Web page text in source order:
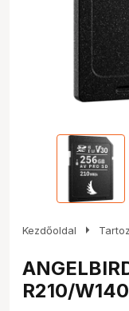
Kezdőoldal arrow_right
R210/